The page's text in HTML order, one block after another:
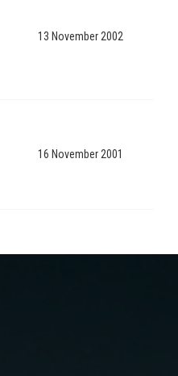
13 November 2002
16 November 2001